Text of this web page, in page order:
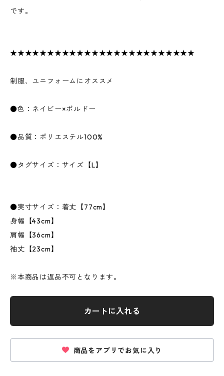
です。
★★★★★★★★★★★★★★★★★★★★★★★★★
制服、ユニフォームにオススメ
●色：ネイビー×ボルドー
●品質：ポリエステル100%
●タグサイズ：サイズ【L】
●実寸サイズ：着丈【77cm】
身幅【43cm】
肩幅【36cm】
袖丈【23cm】
※本商品は返品不可となります。
カートに入れる
商品をアプリでお気に入り